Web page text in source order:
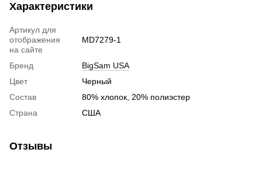
Характеристики
Артикул для
отображения
на сайте
MD7279-1
Бренд
BigSam USA
Цвет
Черный
Состав
80% хлопок, 20% полиэстер
Страна
США
Отзывы